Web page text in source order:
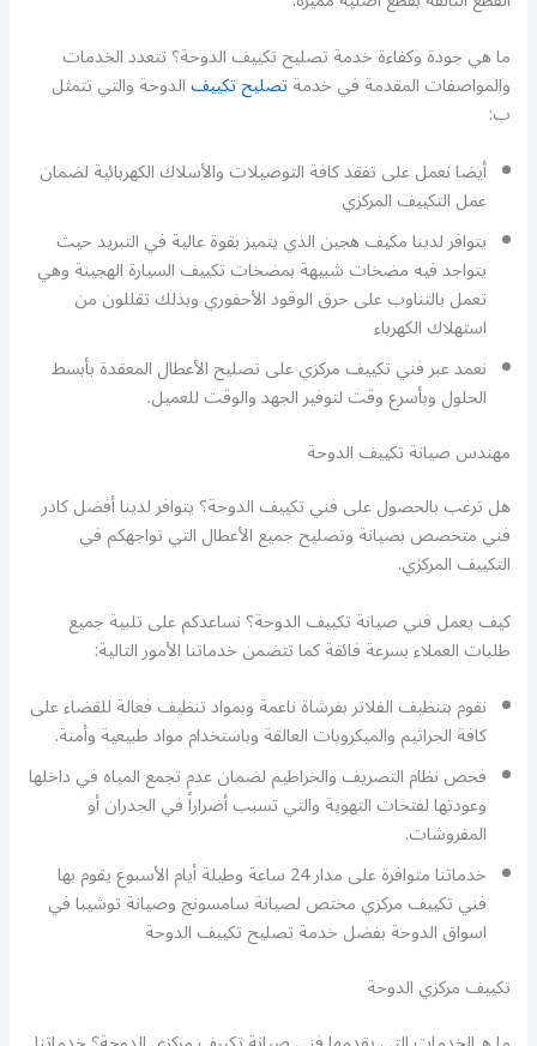
ما هي جودة وكفاءة خدمة تصليح تكييف الدوحة؟ تتعدد الخدمات
والمواصفات المقدمة في خدمةتصليح تكييفالدوحة والتي تتمثل
ب:
أيضا نعمل على تفقد كافة التوصيلات والأسلاك الكهربائية لضمان
عمل التكييف المركزي
يتوافر لدينا مكيف هجين الذي يتميز بقوة عالية في التبريد حيث
يتواجد فيه مضخات شبيهة بمضخات تكييف السيارة الهجينة وهي
تعمل بالتناوب على حرق الوقود الأحفوري وبذلك تقللون من
استهلاك الكهرباء
نعمد عبر فني تكييف مركزي على تصليح الأعطال المعقدة بأبسط
الحلول وبأسرع وقت لتوفير الجهد والوقت للعميل.
مهندس صيانة تكييف الدوحة
هل ترغب بالحصول على فني تكييف الدوحة؟ يتوافر لدينا أفضل كادر
فني متخصص بصيانة وتصليح جميع الأعطال التي تواجهكم في
التكييف المركزي.
كيف يعمل فني صيانة تكييف الدوحة؟ نساعدكم على تلبية جميع
طلبات العملاء بسرعة فائقة كما تتضمن خدماتنا الأمور التالية:
نقوم بتنظيف الفلاتر بفرشاة ناعمة وبمواد تنظيف فعالة للقضاء على
كافة الجراثيم والميكروبات العالقة وباستخدام مواد طبيعية وأمنة.
فحص نظام التصريف والخراطيم لضمان عدم تجمع المياه في داخلها
وعودتها لفتحات التهوية والتي تسبب أضراراً في الجدران أو
المفروشات.
خدماتنا متوافرة على مدار 24 ساعة وطيلة أيام الأسبوع يقوم بها
فني تكييف مركزي مختص لصيانة سامسونج وصيانة توشيبا في
اسواق الدوحة بفضل خدمة تصليح تكييف الدوحة
تكييف مركزي الدوحة